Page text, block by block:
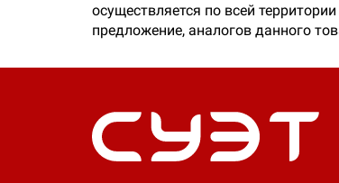
осуществляется по всей
предложение, аналогов данного